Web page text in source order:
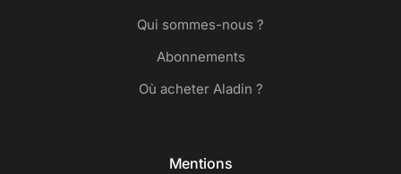
Qui sommes-nous ?
Abonnements
Où acheter Aladin ?
Mentions